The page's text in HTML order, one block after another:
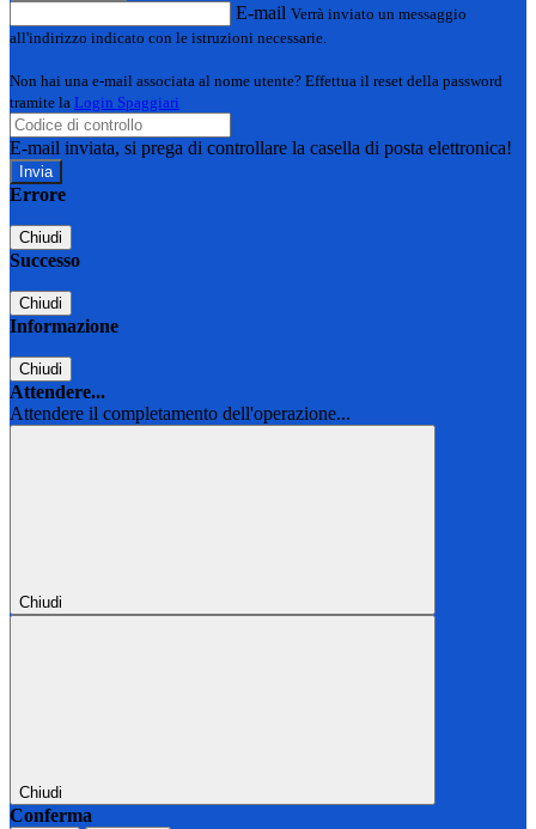
E-mail Verrà inviato un messaggio
all'indirizzo indicato con le istruzioni necessarie.
Non hai una e-mail associata al nome utente? Effettua il reset della password
tramite la Login Spaggiari
E-mail inviata, si prega di controllare la casella di posta elettronica!
Errore
Chiudi
Successo
Chiudi
Informazione
Chiudi
Attendere...
Attendere il completamento dell'operazione...
Chiudi
Chiudi
Conferma